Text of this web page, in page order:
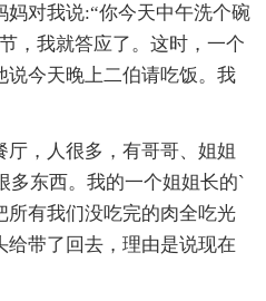
妈对我说:“你今天中午洗个碗
，我就答应了。这时，一个
说今天晚上二伯请吃饭。我
厅，人很多，有哥哥、姐姐
多东西。我的一个姐姐长的`
所有我们没吃完的肉全吃光
给带了回去，理由是说现在